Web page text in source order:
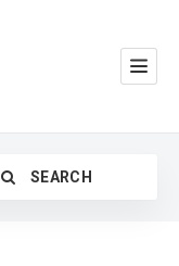
SEARCH